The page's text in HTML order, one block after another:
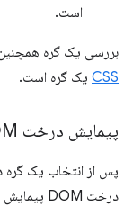
است.
بررسی یک گره همچنین
CSS یک گره است.
پیمایش درخت DOM با صفحه کلید
درخت DOM پیمایش کنید.